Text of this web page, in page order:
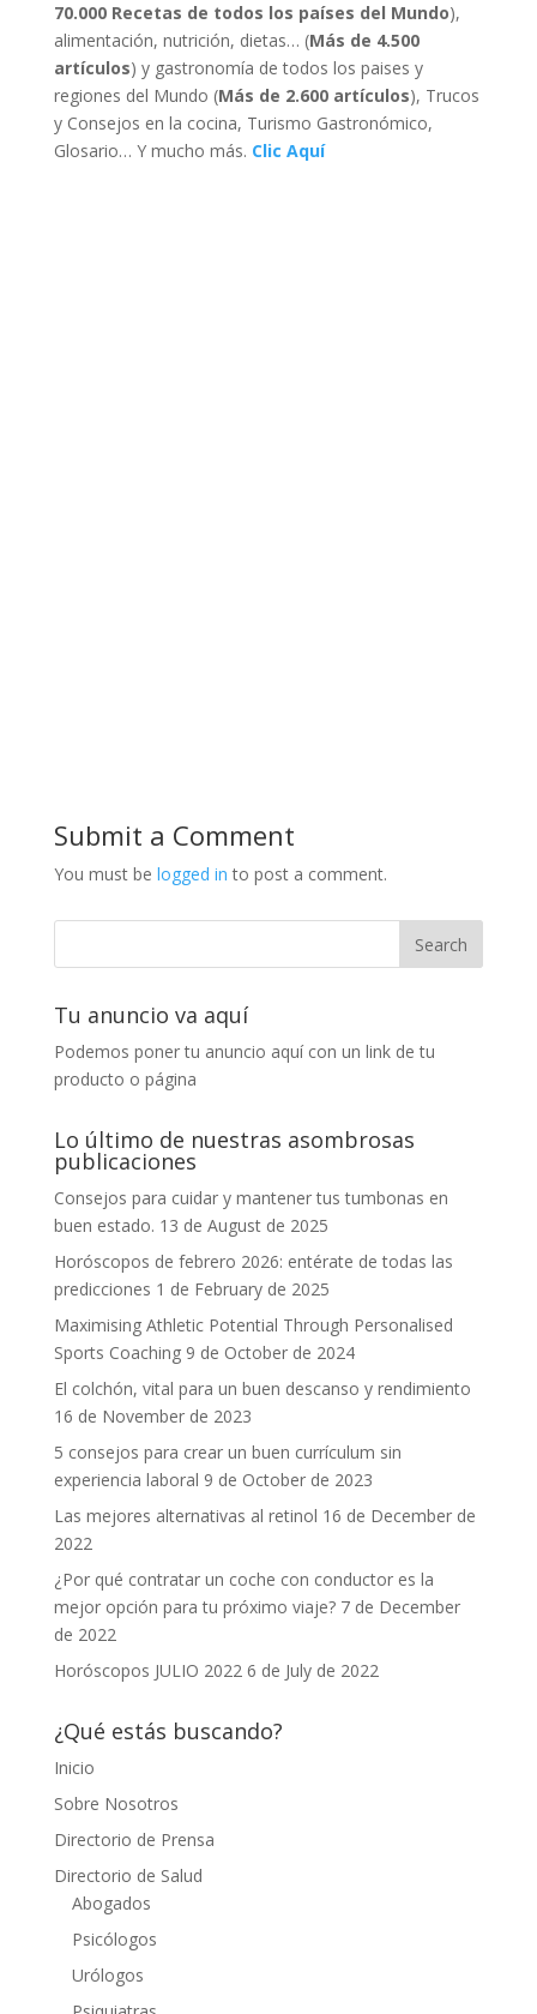
70.000 Recetas de todos los países del Mundo),
alimentación, nutrición, dietas… (Más de 4.500
artículos) y gastronomía de todos los paises y
regiones del Mundo (Más de 2.600 artículos), Trucos
y Consejos en la cocina, Turismo Gastronómico,
Glosario… Y mucho más. Clic Aquí
Submit a Comment
You must be logged in to post a comment.
Tu anuncio va aquí
Podemos poner tu anuncio aquí con un link de tu
producto o página
Lo último de nuestras asombrosas
publicaciones
Consejos para cuidar y mantener tus tumbonas en
buen estado. 13 de August de 2025
Horóscopos de febrero 2026: entérate de todas las
predicciones 1 de February de 2025
Maximising Athletic Potential Through Personalised
Sports Coaching 9 de October de 2024
El colchón, vital para un buen descanso y rendimiento
16 de November de 2023
5 consejos para crear un buen currículum sin
experiencia laboral 9 de October de 2023
Las mejores alternativas al retinol 16 de December de
2022
¿Por qué contratar un coche con conductor es la
mejor opción para tu próximo viaje? 7 de December
de 2022
Horóscopos JULIO 2022 6 de July de 2022
¿Qué estás buscando?
Inicio
Sobre Nosotros
Directorio de Prensa
Directorio de Salud
Abogados
Psicólogos
Urólogos